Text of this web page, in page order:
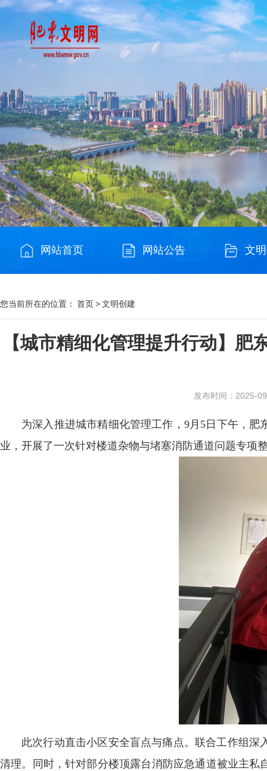
网站首页 网站公告 文
您当前所在的位置： 首页>文明创建
【城市精细化管理提升行动】
发布时间：2025-
为深入推进城市精细化管理工作，9月5日下午，
业，开展了一次针对楼道杂物与堵塞消防通道问题专项
此次行动直击小区安全盲点与痛点。联合工作组
清理。同时，针对部分楼顶露台消防应急通道被业主